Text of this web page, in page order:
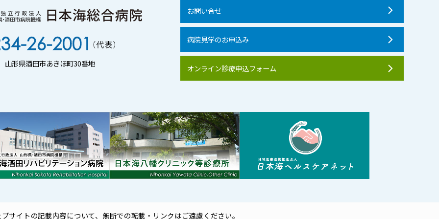
形県酒田市あきほ町30番地
お問い合せ
病院見学のお申込み
オンライン診療申込フォーム
サイトの記載内容について、 無断での転載・リンクはご遠慮ください。